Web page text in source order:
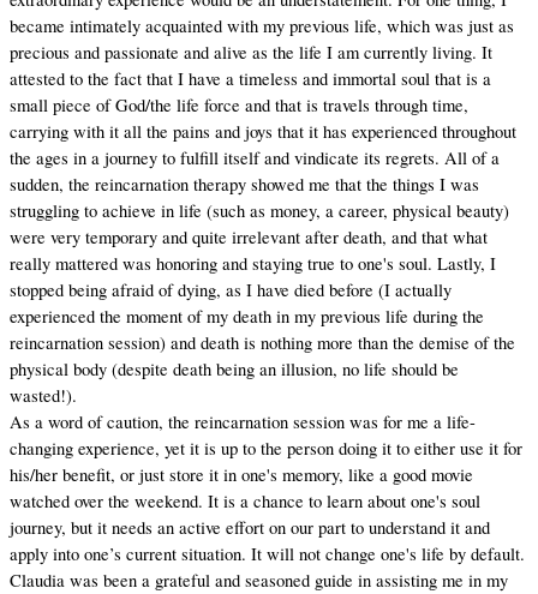
became intimately acquainted with my previous life, which was just as
precious and passionate and alive as the life I am currently living. It
attested to the fact that I have a timeless and immortal soul that is a
small piece of God/the life force and that is travels through time,
carrying with it all the pains and joys that it has experienced throughout
the ages in a journey to fulfill itself and vindicate its regrets. All of a
sudden, the reincarnation therapy showed me that the things I was
struggling to achieve in life (such as money, a career, physical beauty)
were very temporary and quite irrelevant after death, and that what
really mattered was honoring and staying true to one's soul. Lastly, I
stopped being afraid of dying, as I have died before (I actually
experienced the moment of my death in my previous life during the
reincarnation session) and death is nothing more than the demise of the
physical body (despite death being an illusion, no life should be
wasted!).
As a word of caution, the reincarnation session was for me a life-
changing experience, yet it is up to the person doing it to either use it for
his/her benefit, or just store it in one's memory, like a good movie
watched over the weekend. It is a chance to learn about one's soul
journey, but it needs an active effort on our part to understand it and
apply into one’s current situation. It will not change one's life by default.
Claudia was been a grateful and seasoned guide in assisting me in my